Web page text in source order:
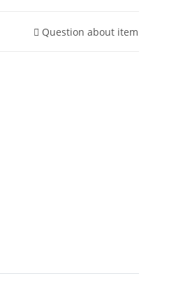
Question about item